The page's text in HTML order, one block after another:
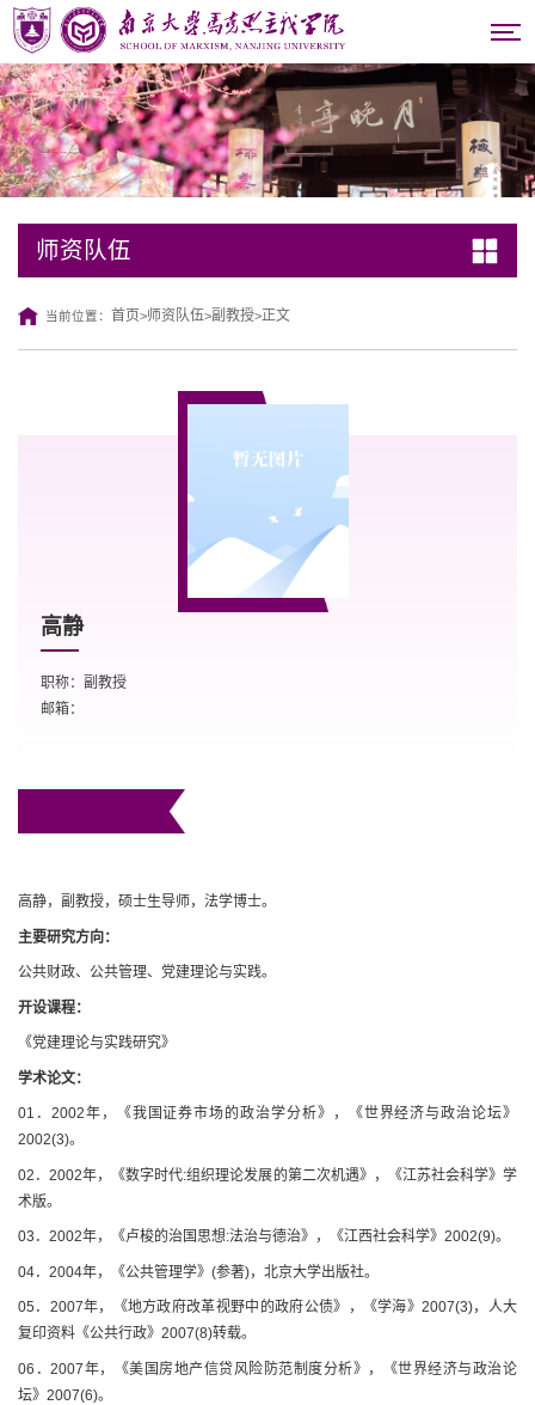
师资队伍
当前位置： 首页>师资队伍>副教授>正文
高静
职称：副教授
邮箱：
高静，副教授，硕士生导师，法学博士。
主要研究方向：
公共财政、公共管理、党建理论与实践。
开设课程：
《党建理论与实践研究》
学术论文：
01．2002年，《我国证券市场的政治学分析》，
《世界经济与政治论坛》
2002(3)。
02．2002年，《数字时代:组织理论发展的第二次机遇》， 《江苏社会科学》学
术版。
03．2002年，《卢梭的治国思想:法治与德治》， 《江西社会科学》 2002(9)。
04．2004年， 《公共管理学》 (参著)，北京大学出版社。
05．2007年，《地方政府改革视野中的政府公债》，《学海》2007(3)，人大
复印资料《公共行政》2007(8)转载。
06．2007年，《美国房地产信贷风险防范制度分析》，《世界经济与政治论
坛》2007(6)。